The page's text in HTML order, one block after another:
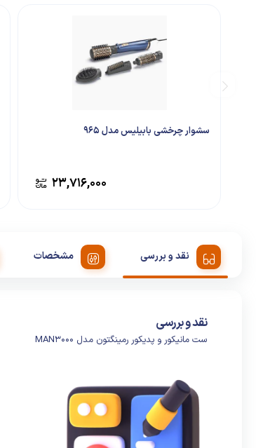
سشوار چرخشی بابیلیس مدل 965
۲۳,۷۱۶,۰۰۰
نقد و بررسی مشخصات
نقد و بررسی
ست مانیکور و پدیکور رمینگتون مدل MAN3000